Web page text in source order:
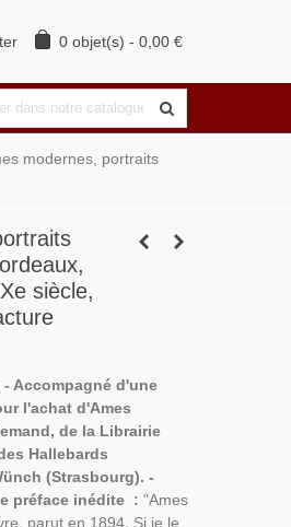
0 objet(s) - 0,00 €
modernes, portraits
siècle,
Accompagné d'une
l'achat d'Ames
de la Librairie
Hallebards
(Strasbourg). -
préface inédite : "Ames
parut en 1894. Si je le